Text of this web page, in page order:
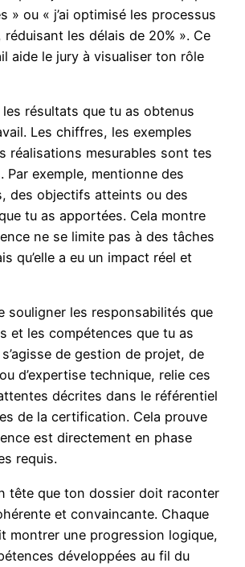
» ou « j’ai optimisé les processus
les délais de 20% ». Ce
aide le jury à visualiser ton rôle
résultats que tu as obtenus
Les chiffres, les exemples
réalisations mesurables sont tes
Par exemple, mentionne des
des objectifs atteints ou des
tu as apportées. Cela montre
ne se limite pas à des tâches
qu’elle a eu un impact réel et
souligner les responsabilités que
et les compétences que tu as
s’agisse de gestion de projet, de
d’expertise technique, relie ces
décrites dans le référentiel
de la certification. Cela prouve
est directement en phase
requis.
tête que ton dossier doit raconter
et convaincante. Chaque
montrer une progression logique,
développées au fil du